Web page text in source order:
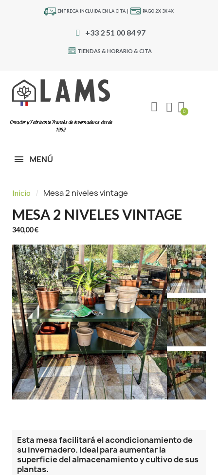
ENTREGA INCLUIDA EN LA CITA | PAGO 2X 3X 4X
+33 2 51 00 84 97
TIENDAS & HORARIO & CITA
Creador y Fabricante Francés de invernaderos desde
1993
MENÚ
Inicio Mesa 2 niveles vintage
MESA 2 NIVELES VINTAGE
340,00 €
Esta mesa facilitará el acondicionamiento de
su invernadero. Ideal para aumentar la
superficie del almacenamiento y cultivo de sus
plantas.